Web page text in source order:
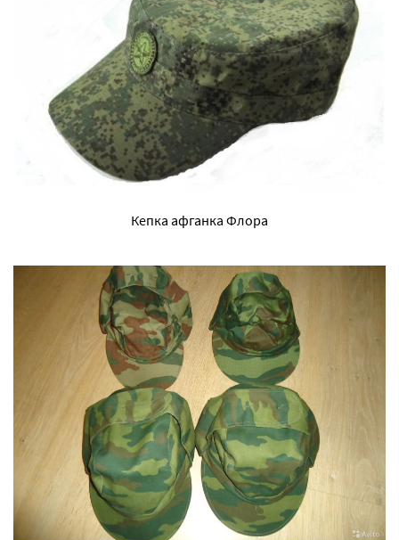
Кепка афганка Флора